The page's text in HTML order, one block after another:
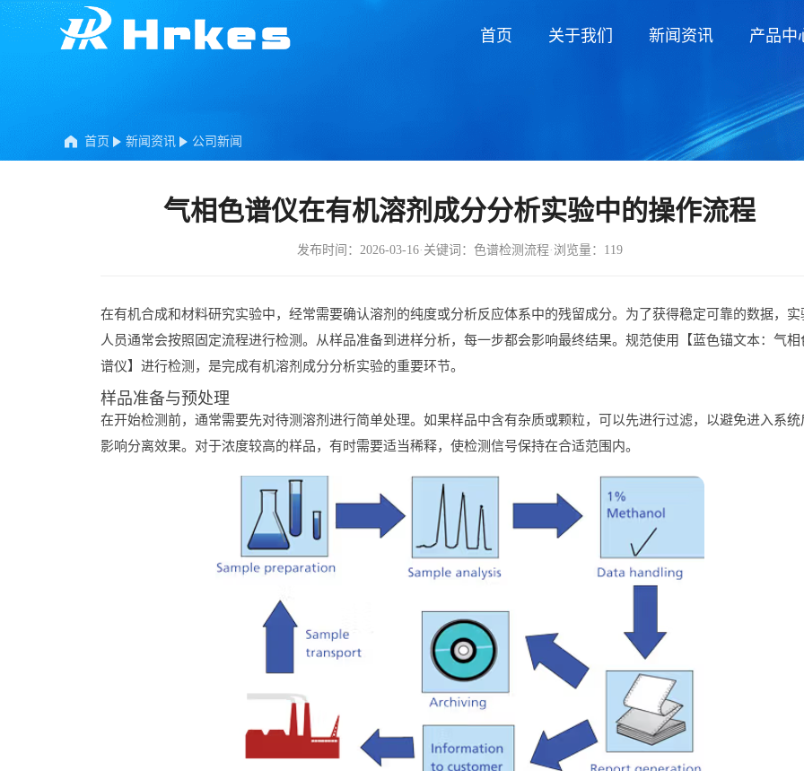
首页 关于我们 新闻资讯 产品中
首页 新闻资讯 公司新闻
气相色谱仪在有机溶剂成分分析实验中的操作流程
发布时间：2026-03-16· 关键词：色谱检测流程 · 浏览量：119
在有机合成和材料研究实验中， 经常需要确认溶剂 的纯度或分析反应体系中的残留成分。 为了获得稳定可靠的数据， 实
人员通常会按照 固定流程进行检测。 从样品准备到 进样分析， 每一步都会影响最终结果。 规范使用【 蓝色锚文本： 气相
谱仪】 进行检测， 是完成有机溶剂 成分分析实验的重要环节。
样品准备与预处理
在开始检测前， 通常需要先对待测溶剂 进行简单处理。 如果样品中含有杂质或颗粒， 可以先进行过滤， 以避免进入系统
影响分离效果。 对于浓度较高的样品， 有时需要适当稀释， 使检测信号保持在合适范围 内。